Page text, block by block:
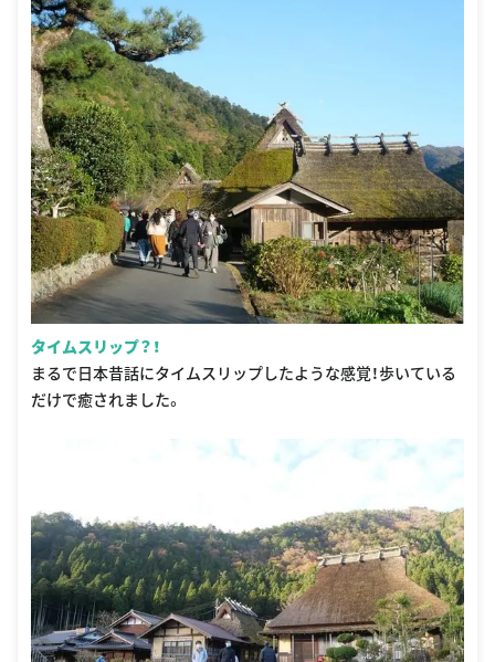
タイムスリップ？！
まるで日本昔話にタイムスリップしたような感覚！歩いている
だけで癒されました。